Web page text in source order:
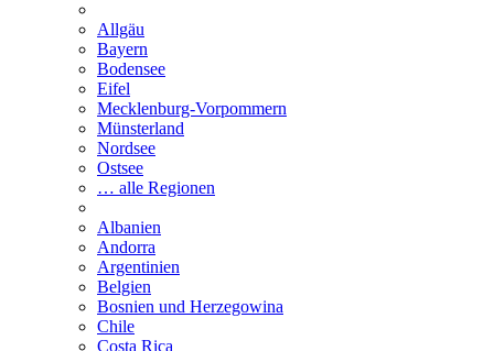
Allgäu
Bayern
Bodensee
Eifel
Mecklenburg-Vorpommern
Münsterland
Nordsee
Ostsee
… alle Regionen
Albanien
Andorra
Argentinien
Belgien
Bosnien und Herzegowina
Chile
Costa Rica